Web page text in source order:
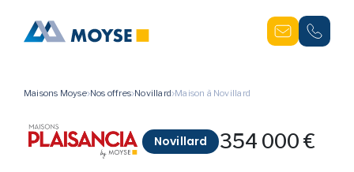
Maisons Moyse Nos offres Novillard Maison à Novillard
Novillard 354 000 €